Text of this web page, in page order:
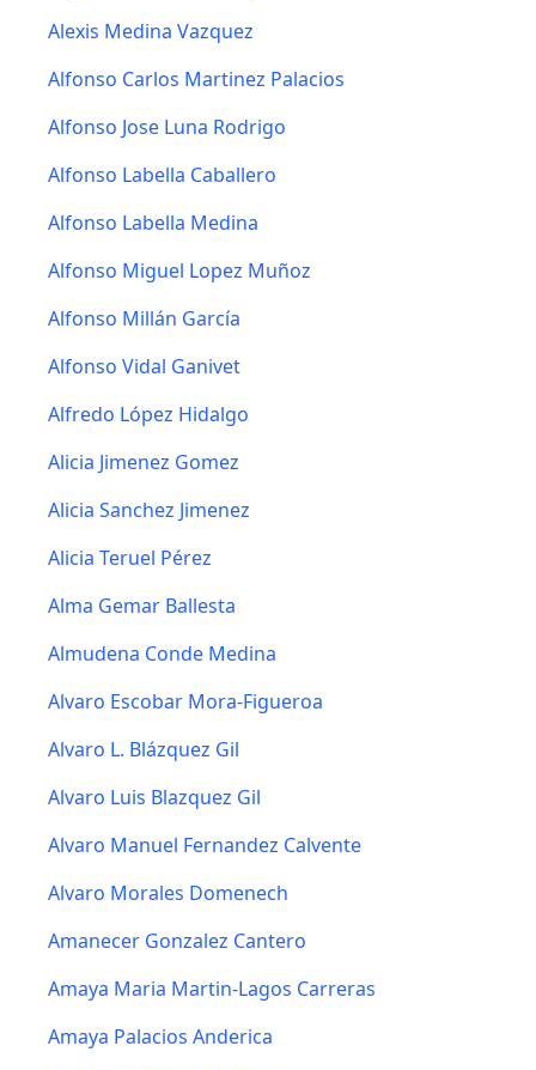
Alexis Medina Vazquez
Alfonso Carlos Martinez Palacios
Alfonso Jose Luna Rodrigo
Alfonso Labella Caballero
Alfonso Labella Medina
Alfonso Miguel Lopez Muñoz
Alfonso Millán García
Alfonso Vidal Ganivet
Alfredo López Hidalgo
Alicia Jimenez Gomez
Alicia Sanchez Jimenez
Alicia Teruel Pérez
Alma Gemar Ballesta
Almudena Conde Medina
Alvaro Escobar Mora-Figueroa
Alvaro L. Blázquez Gil
Alvaro Luis Blazquez Gil
Alvaro Manuel Fernandez Calvente
Alvaro Morales Domenech
Amanecer Gonzalez Cantero
Amaya Maria Martin-Lagos Carreras
Amaya Palacios Anderica